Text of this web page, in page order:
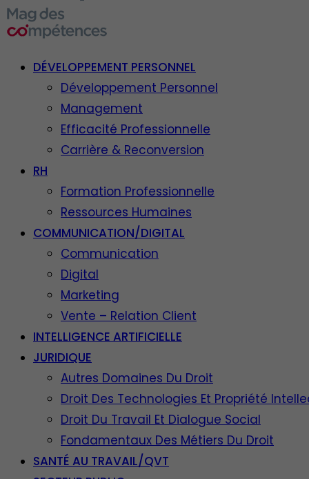
DÉVELOPPEMENT PERSONNEL
Développement Personnel
Management
Efficacité Professionnelle
Carrière & Reconversion
RH
Formation Professionnelle
Ressources Humaines
COMMUNICATION/DIGITAL
Communication
Digital
Marketing
Vente – Relation Client
INTELLIGENCE ARTIFICIELLE
JURIDIQUE
Autres Domaines Du Droit
Droit Des Technologies Et Propriété
Droit Du Travail Et Dialogue Social
Fondamentaux Des Métiers Du Droit
SANTÉ AU TRAVAIL/QVT